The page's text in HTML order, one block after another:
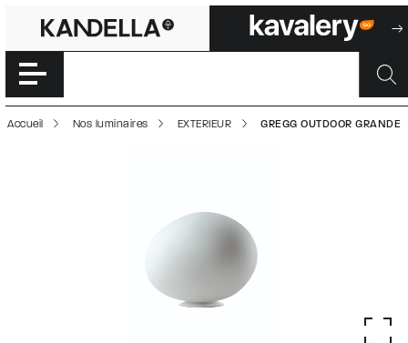
GREGG
Accéder directement au contenu de la page
Accueil Nos luminaires EXTERIEUR GREGG OUTDOOR GRANDE